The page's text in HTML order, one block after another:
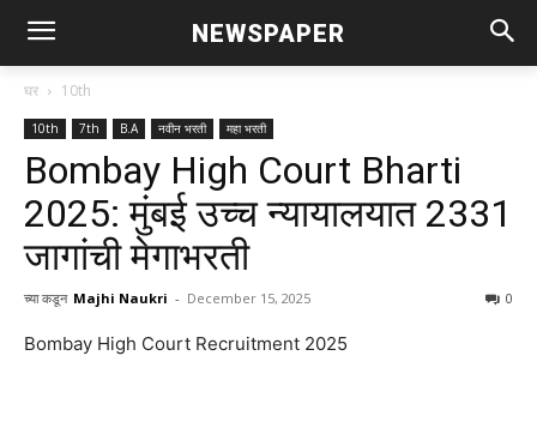
NEWSPAPER
घर 10th
10th 7th B.A नवीन भरती महा भरती
Bombay High Court Bharti
2025: मुंबई उच्च न्यायालयात 2331
जागांची मेगाभरती
च्या कडून Majhi Naukri - December 15, 2025 0
Bombay High Court Recruitment 2025